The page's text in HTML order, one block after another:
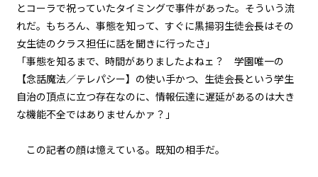
一章
青春乱闘大声援（１）
一章
青春乱闘大声援（２）
一章
とコーラで祝っていたタイミングで事件があった。そういう流
れだ。もちろん、事態を知って、すぐに黒揚羽生徒会長はその
女生徒のクラス担任に話を聞きに行ったさ」
「事態を知るまで、時間がありましたよねェ？ 学園唯一の
【念話魔法／テレパシー】の使い手かつ、生徒会長という学生
自治の頂点に立つ存在なのに、情報伝達に遅延があるのは大き
な機能不全ではありませんかァ？」
この記者の顔は憶えている。既知の相手だ。